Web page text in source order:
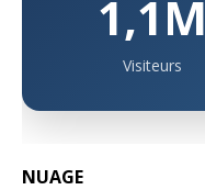
1,1M
Visiteurs
NUAGE